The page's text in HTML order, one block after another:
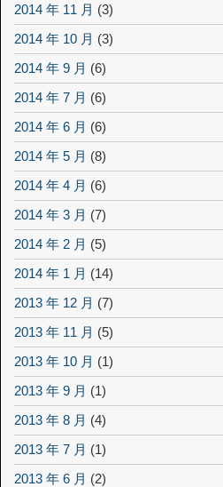
2014 年 11 月 (3)
2014 年 10 月 (3)
2014 年 9 月 (6)
2014 年 7 月 (6)
2014 年 6 月 (6)
2014 年 5 月 (8)
2014 年 4 月 (6)
2014 年 3 月 (7)
2014 年 2 月 (5)
2014 年 1 月 (14)
2013 年 12 月 (7)
2013 年 11 月 (5)
2013 年 10 月 (1)
2013 年 9 月 (1)
2013 年 8 月 (4)
2013 年 7 月 (1)
2013 年 6 月 (2)